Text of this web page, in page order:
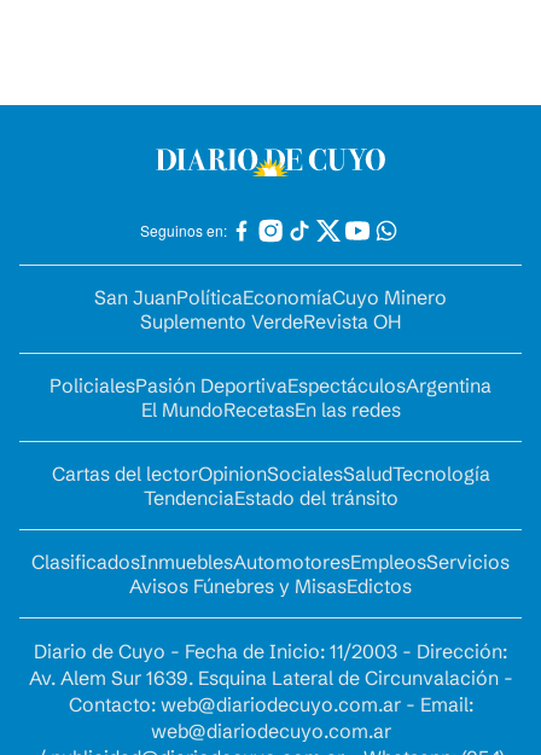
Seguinos en:
San JuanPolíticaEconomíaCuyo Minero
Suplemento VerdeRevista OH
PolicialesPasión DeportivaEspectáculosArgentina
El MundoRecetasEn las redes
Cartas del lectorOpinionSocialesSaludTecnología
TendenciaEstado del tránsito
ClasificadosInmueblesAutomotoresEmpleosServicios
Avisos Fúnebres y MisasEdictos
Diario de Cuyo - Fecha de Inicio: 11/2003 - Dirección:
Av. Alem Sur 1639. Esquina Lateral de Circunvalación -
Contacto: web@diariodecuyo.com.ar- Email:
web@diariodecuyo.com.ar